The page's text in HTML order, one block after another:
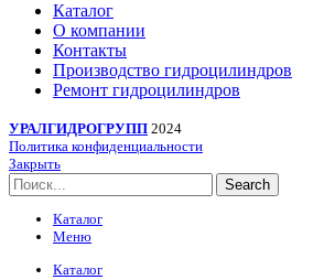
Каталог
О компании
Контакты
Производство гидроцилиндров
Ремонт гидроцилиндров
УРАЛГИДРОГРУПП 2024
Политика конфиденциальности
Закрыть
Search
Каталог
Меню
Каталог